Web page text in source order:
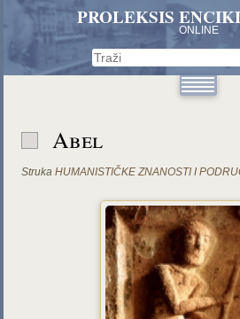
PROLEKSIS
ONLINE
Abel
Struka HUMANISTIČKE ZNANOSTI I